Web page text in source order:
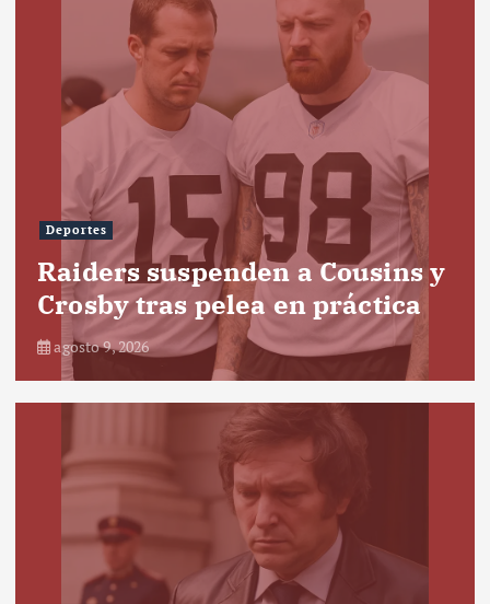
Deportes
Raiders suspenden a Cousins y
Crosby tras pelea en práctica
agosto 9, 2026